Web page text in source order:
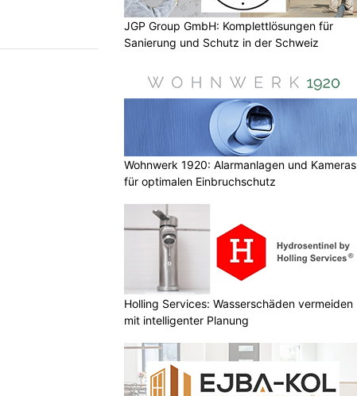
JGP Group GmbH: Komplettlösungen für
Sanierung und Schutz in der Schweiz
Wohnwerk 1920: Alarmanlagen und Kameras
für optimalen Einbruchschutz
Holling Services: Wasserschäden vermeiden
mit intelligenter Planung